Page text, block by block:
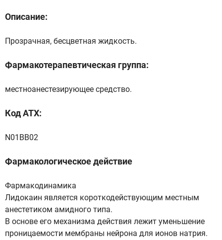
Описание:
Прозрачная, бесцветная жидкость.
Фармакотерапевтическая группа:
местноанестезирующее средство.
Код ATX:
N01BB02
Фармакологическое действие
Фармакодинамика
Лидокаин является короткодействующим местным
анестетиком амидного типа.
В основе его механизма действия лежит уменьшение
проницаемости мембраны нейрона для ионов натрия.